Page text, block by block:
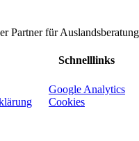
Partner für
Schnelllinks
Google Analytics
Cookies